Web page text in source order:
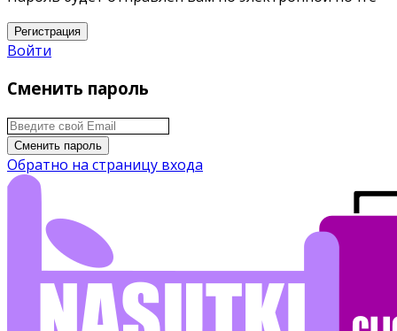
Регистрация
Войти
Сменить пароль
Сменить пароль
Обратно на страницу входа